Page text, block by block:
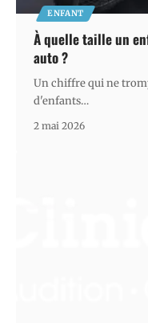
ENFANT
À quelle taille un
auto ?
Un chiffre qui ne
d'enfants…
2 mai 2026